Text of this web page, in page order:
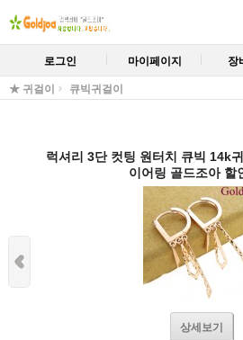
로그인 마이페이지 장
★ 귀걸이 큐빅귀걸이
럭셔리 3단 컷팅 원터치 큐빅 14k
이어링 골드조아 할
상세보기